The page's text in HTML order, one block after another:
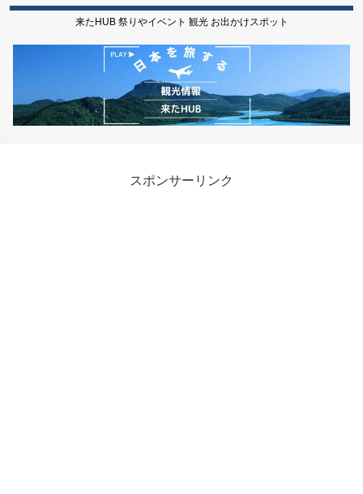
来たHUB 祭りやイベント 観光 お出かけスポット
スポンサーリンク